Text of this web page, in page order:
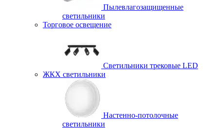
Пылевлагозащищенные
светильники
Торговое освещение
Светильники трековые LED
ЖКХ светильники
Настенно-потолочные
светильники